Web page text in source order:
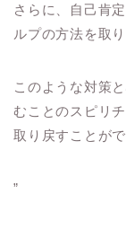
さらに、自己肯
ルプの方法を取
このような対策
むことのスピリ
取り戻すことがで
”